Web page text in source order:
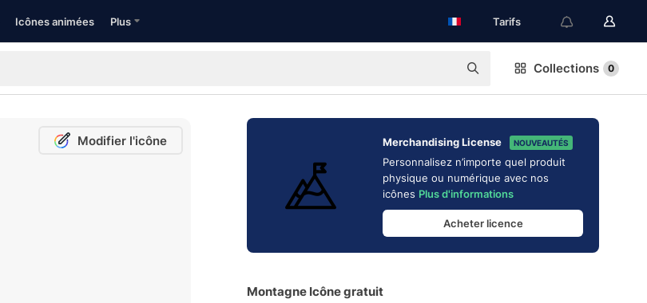
Icônes animées Plus Tarifs
Collections 0
Modifier l'icône Merchandising License NOUVEAUTÉS
Personnalisez n’importe quel produit
physique ou numérique avec nos
icônes Plus d'informations
Acheter licence
Montagne Icône gratuit